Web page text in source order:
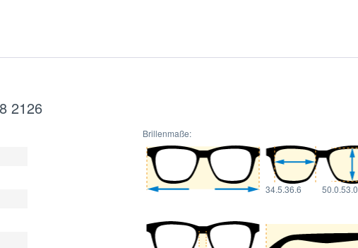
2126
Brillenmaße:
34.5.36.6 50.0.53.0